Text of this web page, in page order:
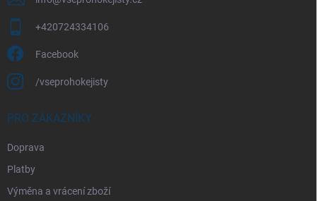
+420724334106
Facebook
/vseprohokejisty
PRO ZÁKAZNÍKY
Doprava
Platby
Výměna a vrácení zboží